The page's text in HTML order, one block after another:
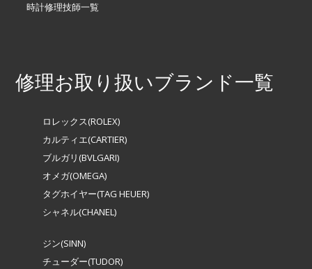
時計修理技師一覧
修理お取り扱いブランド一覧
ロレックス(ROLEX)
カルティエ(CARTIER)
ブルガリ(BVLGARI)
オメガ(OMEGA)
タグホイヤー(TAG HEUER)
シャネル(CHANEL)
ジン(SINN)
チューダー(TUDOR)